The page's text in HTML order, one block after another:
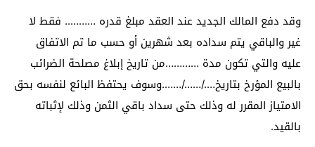
وقد دفع المالك الجديد عند العقد مبلغ قدره ……….. فقط لا
غير والباقي يتم سداده بعد شهرين أو حسب ما تم الاتفاق
عليه والتي تكون مدة …………من تاريخ إبلاغ مصلحة الضرائب
بالبيع المؤرخ بتاريخ…./……/…….وسوف يحتفظ البائع لنفسه بحق
الامتياز المقرر له وذلك حتى سداد باقي الثمن وذلك لإثباته
بالقيد.